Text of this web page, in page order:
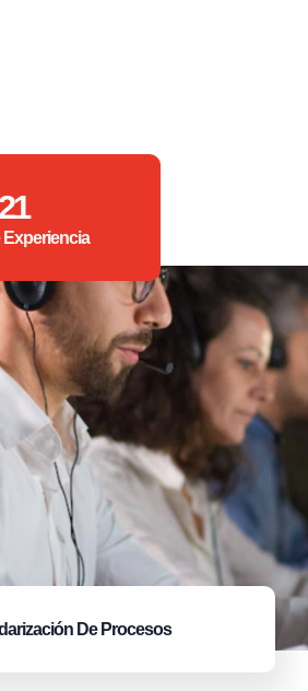
21
De Procesos